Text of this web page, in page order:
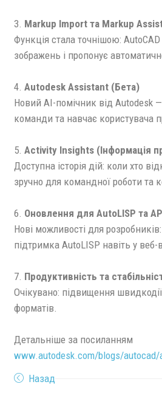
3. Markup Import та Markup
Функція стала точнішою:
зображень і пропонує
4. Autodesk Assistant (Бета)
Новий AI-помічник від Autodesk
команди та навчає користувача
5. Activity Insights (Інформація
Доступна історія дій: коли хто
зручно для командної роботи та
6. Оновлення для AutoLISP та
Нові можливості для
підтримка AutoLISP навіть у веб-
7. Продуктивність та
Очікувано: підвищення
форматів.
Детальніше за посиланням
www.autodesk.com/blogs/autocad/
Назад